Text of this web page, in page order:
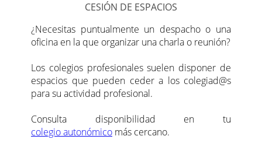
CESIÓN DE ESPACIOS
¿Necesitas puntualmente un despacho o una
oficina en la que organizar una charla o reunión?
Los colegios profesionales suelen disponer de
espacios que pueden ceder a los colegiad@s
para su actividad profesional.
Consulta disponibilidad en tu
colegio autonómico más cercano.